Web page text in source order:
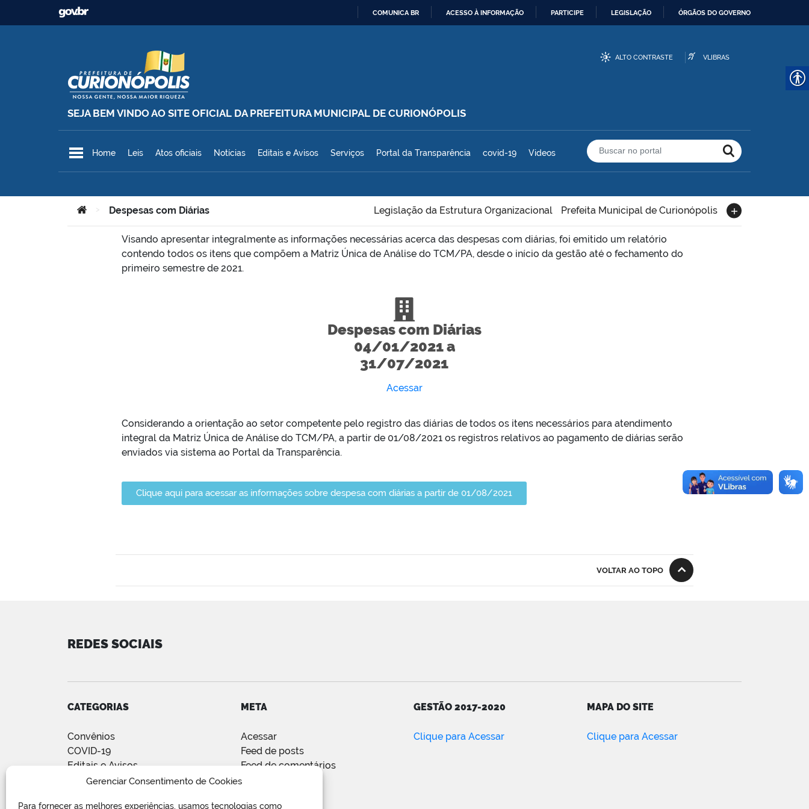
Gerenciar Consentimento de Cookies
Para fornecer as melhores experiências, usamos tecnologias como
Ir para o conteúdo
COMUNICA BR ACESSO À INFORMAÇÃO PARTICIPE LEGISLAÇÃO ÓRGÃOS DO GOVERNO
SEJA BEM VINDO AO SITE OFICIAL DA PREFEITURA MUNICIPAL DE CURIONÓPOLIS
Prefeitura Municipal de Curionópolis
ALTO CONTRASTE VLIBRAS
Home Leis Atos oficiais Notícias Editais e Avisos Serviços Portal da Transparência covid-19 Videos Buscar no portal
Você está aqui:
> Despesas com Diárias Legislação da Estrutura Organizacional Prefeita Municipal de Curionópolis
Visando apresentar integralmente as informações necessárias acerca das despesas com diárias, foi emitido um relatório
contendo todos os itens que compõem a Matriz Única de Análise do TCM/PA, desde o início da gestão até o fechamento do
primeiro semestre de 2021.
Despesas com Diárias
04/01/2021 a
31/07/2021
Acessar
Considerando a orientação ao setor competente pelo registro das diárias de todos os itens necessários para atendimento
integral da Matriz Única de Análise do TCM/PA, a partir de 01/08/2021 os registros relativos ao pagamento de diárias serão
enviados via sistema ao Portal da Transparência.
Clique aqui para acessar as informações sobre despesa com diárias a partir de 01/08/2021
VOLTAR AO TOPO
REDES SOCIAIS
CATEGORIAS
Convênios
COVID-19
Editais e Avisos
Notícias
META
Acessar
Feed de posts
Feed de comentários
WordPress.org
GESTÃO 2017-2020
Clique para Acessar
MAPA DO SITE
Clique para Acessar